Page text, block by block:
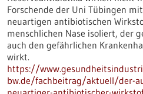
Forschende der Uni Tübingen
neuartigen antibiotischen
menschlichen Nase isoliert, der
auch den gefährlichen
wirkt.
https://
bw.de/fachbeitrag/aktuell/der-